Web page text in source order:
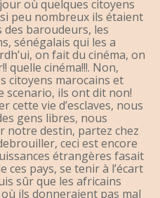
où quelques citoyens
peu nombreux ils étaient
baroudeurs, les
sénégalais qui les a
on fait du cinéma, on
quelle cinéma!!!. Non,
citoyens marocains et
scenario, ils ont dit non!
cette vie d’esclaves, nous
gens libres, nous
notre destin, partez chez
ceci est encore
étrangères fasait
ces pays, se tenir à l’écart
sûr que les africains
ils donneraient pas mal